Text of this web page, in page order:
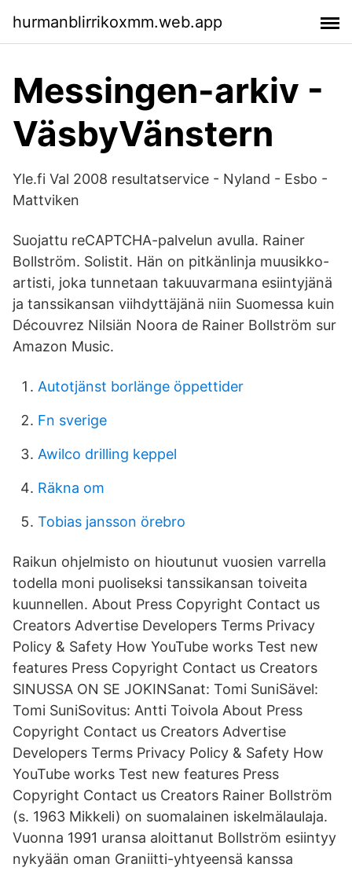
hurmanblirrikoxmm.web.app
Messingen-arkiv -
VäsbyVänstern
Yle.fi Val 2008 resultatservice - Nyland - Esbo -
Mattviken
Suojattu reCAPTCHA-palvelun avulla. Rainer
Bollström. Solistit. Hän on pitkänlinja muusikko-
artisti, joka tunnetaan takuuvarmana esiintyjänä
ja tanssikansan viihdyttäjänä niin Suomessa kuin
Découvrez Nilsiän Noora de Rainer Bollström sur
Amazon Music.
Autotjänst borlänge öppettider
Fn sverige
Awilco drilling keppel
Räkna om
Tobias jansson örebro
Raikun ohjelmisto on hioutunut vuosien varrella
todella moni puoliseksi tanssikansan toiveita
kuunnellen. About Press Copyright Contact us
Creators Advertise Developers Terms Privacy
Policy & Safety How YouTube works Test new
features Press Copyright Contact us Creators
SINUSSA ON SE JOKINSanat: Tomi SuniSävel:
Tomi SuniSovitus: Antti Toivola About Press
Copyright Contact us Creators Advertise
Developers Terms Privacy Policy & Safety How
YouTube works Test new features Press
Copyright Contact us Creators Rainer Bollström
(s. 1963 Mikkeli) on suomalainen iskelmälaulaja.
Vuonna 1991 uransa aloittanut Bollström esiintyy
nykyään oman Graniitti-yhtyeensä kanssa